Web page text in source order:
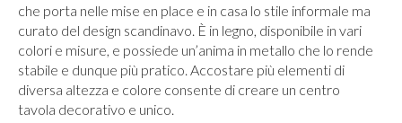
che porta nelle mise en place e in casa lo stile informale ma
curato del design scandinavo. È in legno, disponibile in vari
colori e misure, e possiede un’anima in metallo che lo rende
stabile e dunque più pratico. Accostare più elementi di
diversa altezza e colore consente di creare un centro
tavola decorativo e unico.